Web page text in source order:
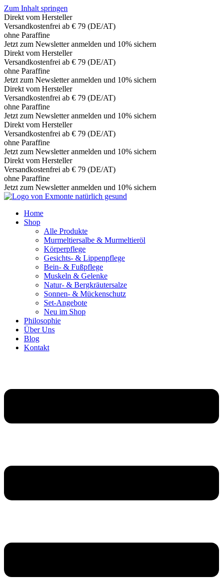
Zum Inhalt springen
Direkt vom Hersteller
Versandkostenfrei ab € 79 (DE/AT)
ohne Paraffine
Jetzt zum Newsletter anmelden und 10% sichern
Direkt vom Hersteller
Versandkostenfrei ab € 79 (DE/AT)
ohne Paraffine
Jetzt zum Newsletter anmelden und 10% sichern
Direkt vom Hersteller
Versandkostenfrei ab € 79 (DE/AT)
ohne Paraffine
Jetzt zum Newsletter anmelden und 10% sichern
Direkt vom Hersteller
Versandkostenfrei ab € 79 (DE/AT)
ohne Paraffine
Jetzt zum Newsletter anmelden und 10% sichern
Direkt vom Hersteller
Versandkostenfrei ab € 79 (DE/AT)
ohne Paraffine
Jetzt zum Newsletter anmelden und 10% sichern
Home
Shop
Alle Produkte
Murmeltiersalbe & Murmeltieröl
Körperpflege
Gesichts- & Lippenpflege
Bein- & Fußpflege
Muskeln & Gelenke
Natur- & Bergkräutersalze
Sonnen- & Mückenschutz
Set-Angebote
Neu im Shop
Philosophie
Über Uns
Blog
Kontakt